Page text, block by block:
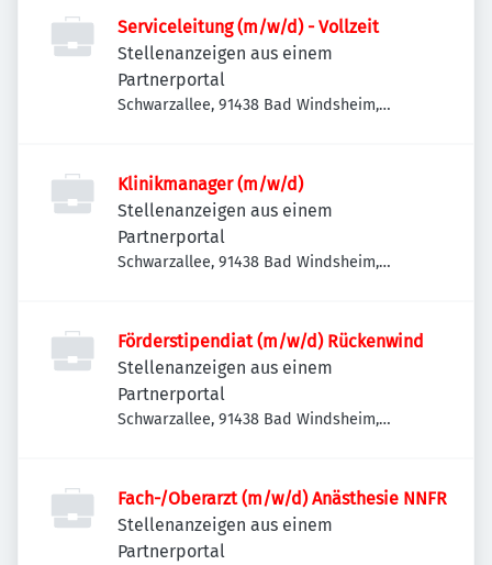
Serviceleitung (m/w/d) - Vollzeit
Stellenanzeigen aus einem
Partnerportal
Schwarzallee, 91438 Bad Windsheim,
Klinikmanager (m/w/d)
Stellenanzeigen aus einem
Partnerportal
Schwarzallee, 91438 Bad Windsheim,
Förderstipendiat (m/w/d) Rückenwind
Stellenanzeigen aus einem
Partnerportal
Schwarzallee, 91438 Bad Windsheim,
Fach-/Oberarzt (m/w/d) Anästhesie NNFR
Stellenanzeigen aus einem
Partnerportal